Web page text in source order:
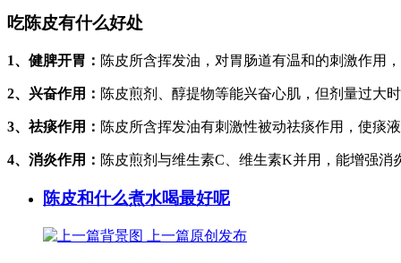
吃陈皮有什么好处
1、健脾开胃： 陈皮所含挥发油，对胃肠道有温和的刺激作用
2、兴奋作用： 陈皮煎剂、醇提物等能兴奋心肌，但剂量过大
3、祛痰作用： 陈皮所含挥发油有刺激性被动祛痰作用，使痰
4、消炎作用： 陈皮煎剂与维生素C、维生素K并用，能增强消
陈皮和什么煮水喝最好呢
上一篇原创发布